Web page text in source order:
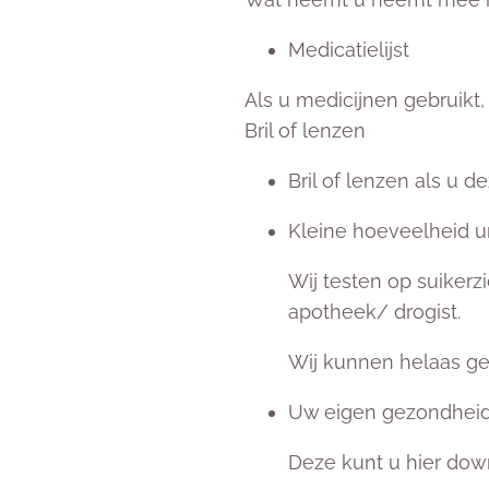
Medicatielijst
Als u medicijnen
Bril of lenzen
Bril of lenzen als u
Kleine hoeveelheid
Wij testen op
apotheek/ drogist.
Wij kunnen helaas
Uw eigen
Deze kunt u hier